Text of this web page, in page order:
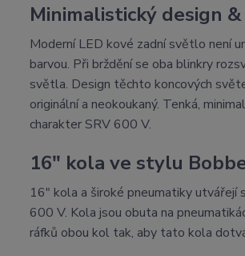
Minimalistický design
Moderní LED kové zadní světlo není
barvou. Při brždění se oba blinkry
světla. Design těchto koncových
originální a neokoukaný. Tenká,
charakter SRV 600 V.
16" kola ve stylu
16" kola a široké pneumatiky utvářejí
600 V. Kola jsou obuta na
ráfků obou kol tak, aby tato kola